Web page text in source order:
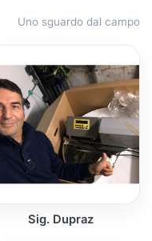
Uno sguardo dal campo
Sig. Dupraz